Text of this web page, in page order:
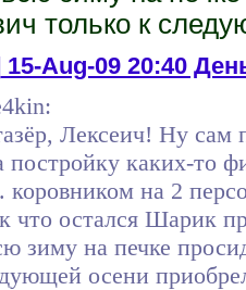
только к
15-Aug-09 20:40
Лексеич! Ну сам
постройку каких-то
коровником на 2
что остался Шарик
зиму на печке
осени